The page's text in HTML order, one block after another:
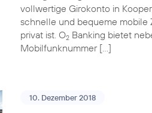
vollwertige Girokonto in
schnelle und bequeme mobile
privat ist. O2 Banking bietet
Mobilfunknummer […]
10. Dezember 2018